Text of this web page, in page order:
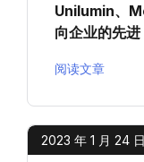
Unilumin、
向企业的先
阅读文章
2023 年 1 月 24 日